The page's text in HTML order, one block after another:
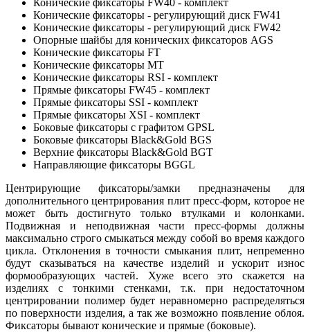
Конические фиксаторы FW40 - комплект
Конические фиксаторы - регулирующий диск FW41
Конические фиксаторы - регулирующий диск FW42
Опорные шайбы для конических фиксаторов AGS
Конические фиксаторы FT
Конические фиксаторы MT
Конические фиксаторы RSI - комплект
Прямые фиксаторы FW45 - комплект
Прямые фиксаторы SSI - комплект
Прямые фиксаторы XSI - комплект
Боковые фиксаторы с графитом GPSL
Боковые фиксаторы Black&Gold BGS
Верхние фиксаторы Black&Gold BGT
Направляющие фиксаторы BGGL
Центрирующие фиксаторы/замки предназначены для
дополнительного центрирования плит пресс-форм, которое не
может быть достигнуто только втулками и колонками.
Подвижная и неподвижная части пресс-формы должны
максимально строго смыкаться между собой во время каждого
цикла. Отклонения в точности смыкания плит, непременно
будут сказываться на качестве изделий и ускорит износ
формообразующих частей. Хуже всего это скажется на
изделиях с тонкими стенками, т.к. при недостаточном
центрировании полимер будет неравномерно распределяться
по поверхности изделия, а так же возможно появление облоя.
Фиксаторы бывают конические и прямые (боковые).